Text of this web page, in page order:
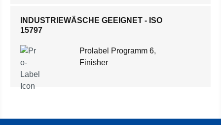
INDUSTRIEWÄSCHE GEEIGNET - ISO
15797
Prolabel Programm 6,
Finisher